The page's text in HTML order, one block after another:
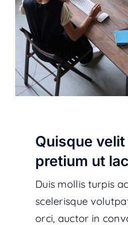
Quisque
pretium ut
Duis mollis turpis
scelerisque
orci, auctor in